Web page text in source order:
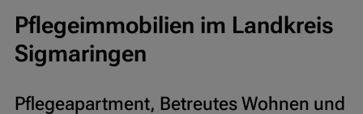
Pflegeimmobilien im Landkreis
Sigmaringen
Pflegeapartment, Betreutes Wohnen und